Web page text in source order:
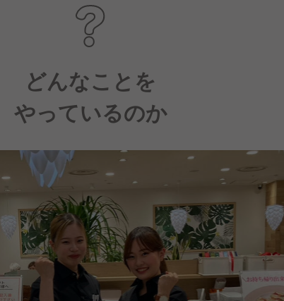
どんなことを
やっているのか